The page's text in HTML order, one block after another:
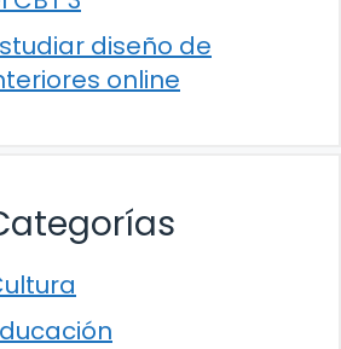
diseño de
online